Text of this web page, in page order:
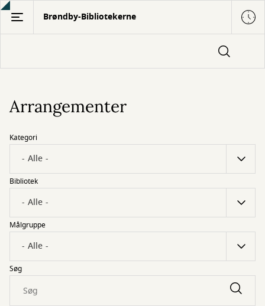
Gå
hovedindhold
Brøndby-Bibliotekerne
Arrangementer
Kategori
Bibliotek
Målgruppe
Søg